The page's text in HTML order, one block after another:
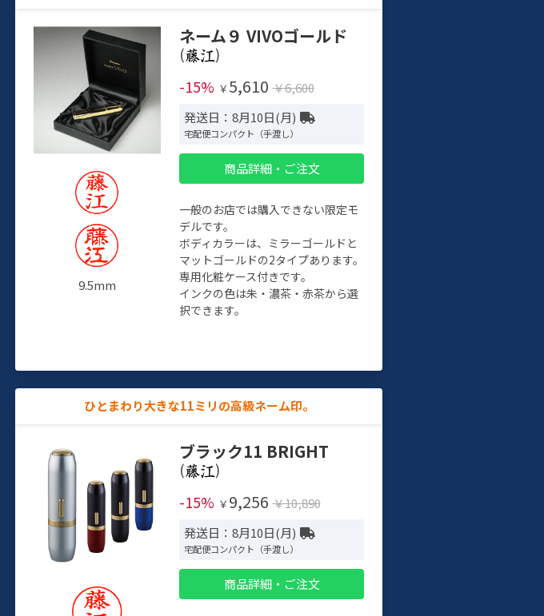
9.5mm
ネーム９ VIVOゴールド
(
)
-15% ￥ 5,610 ￥6,600
発送日：8月10日(月)
宅配便コンパクト（手渡し）
商品詳細・ご注文
一般のお店では購入できない限定モ
デルです。
ボディカラーは、ミラーゴールドと
マットゴールドの2タイプあります。
専用化粧ケース付きです。
インクの色は朱・濃茶・赤茶から選
択できます。
ひとまわり大きな11ミリの高級ネーム印。
ブラック11 BRIGHT
(
)
-15% ￥ 9,256 ￥10,890
発送日：8月10日(月)
宅配便コンパクト（手渡し）
商品詳細・ご注文